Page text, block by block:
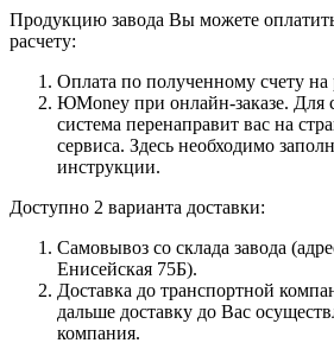
Продукцию завода Вы можете
расчету:
Оплата по полученному счету на
ЮMoney при онлайн-заказе. Для
система перенаправит вас на
сервиса. Здесь необходимо
инструкции.
Доступно 2 варианта доставки:
Самовывоз со склада завода
Енисейская 75Б).
Доставка до транспортной
дальше доставку до Вас
компания.